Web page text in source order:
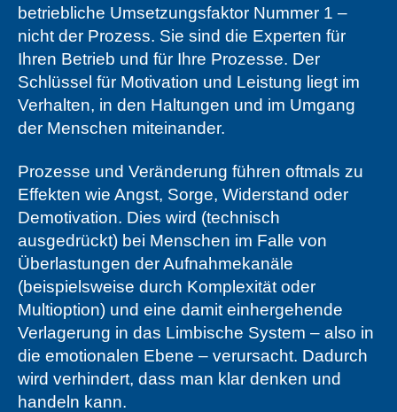
betriebliche Umsetzungsfaktor Nummer 1 –
nicht der Prozess. Sie sind die Experten für
Ihren Betrieb und für Ihre Prozesse. Der
Schlüssel für Motivation und Leistung liegt im
Verhalten, in den Haltungen und im Umgang
der Menschen miteinander.
Prozesse und Veränderung führen oftmals zu
Effekten wie Angst, Sorge, Widerstand oder
Demotivation. Dies wird (technisch
ausgedrückt) bei Menschen im Falle von
Überlastungen der Aufnahmekanäle
(beispielsweise durch Komplexität oder
Multioption) und eine damit einhergehende
Verlagerung in das Limbische System – also in
die emotionalen Ebene – verursacht. Dadurch
wird verhindert, dass man klar denken und
handeln kann.